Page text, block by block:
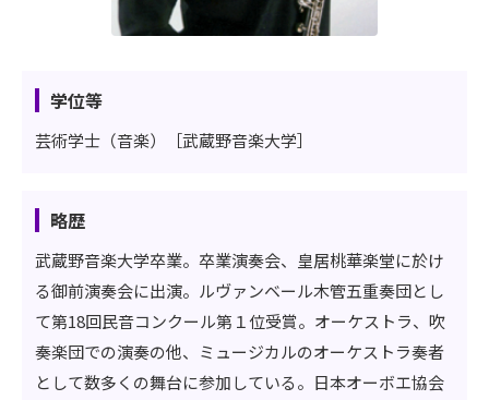
学位等
芸術学士（音楽）［武蔵野音楽大学］
略歴
武蔵野音楽大学卒業。卒業演奏会、皇居桃華楽堂に於け
る御前演奏会に出演。ルヴァンベール木管五重奏団とし
て第18回民音コンクール第１位受賞。オーケストラ、吹
奏楽団での演奏の他、ミュージカルのオーケストラ奏者
として数多くの舞台に参加している。日本オーボエ協会